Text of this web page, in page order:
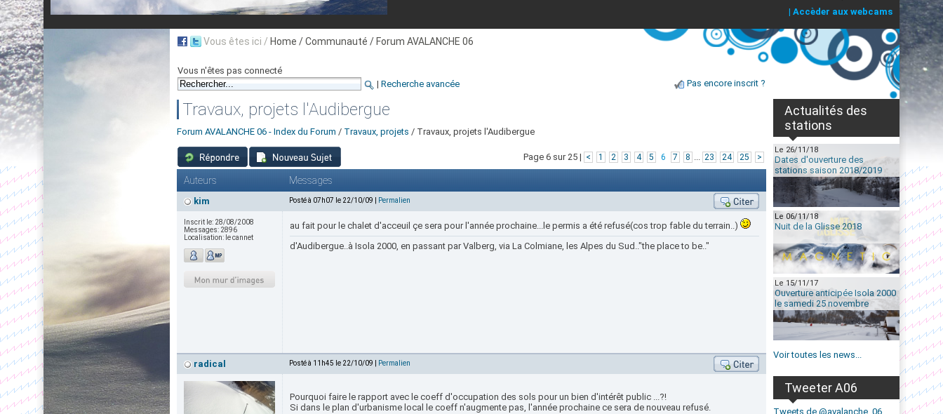
| Accèder aux webcams
Vous êtes ici / Home / Communauté / Forum AVALANCHE 06
Vous n'êtes pas connecté
| Recherche avancée Pas encore inscrit ?
Travaux, projets l'Audibergue
Forum AVALANCHE 06 - Index du Forum / Travaux, projets / Travaux, projets l'Audibergue
Page 6 sur 25 | < 1 2 3 4 5 6 7 8 ... 23 24 25 >
Auteurs Messages
kim Posté à 07h07 le 22/10/09 | Permalien
Inscrit le: 28/08/2008
Messages: 2896
Localisation: le cannet
au fait pour le chalet d'acceuil çe sera pour l'année prochaine...le permis a été refusé(cos trop fable du terrain..)
d'Audibergue..à Isola 2000, en passant par Valberg, via La Colmiane, les Alpes du Sud.."the place to be.."
radical Posté à 11h45 le 22/10/09 | Permalien
Pourquoi faire le rapport avec le coeff d'occupation des sols pour un bien d'intérêt public ...?!
Si dans le plan d'urbanisme local le coeff n'augmente pas, l'année prochaine ce sera de nouveau refusé.
Actualités des
stations
Le 26/11/18
Dates d'ouverture des
stations saison 2018/2019
Le 06/11/18
Nuit de la Glisse 2018
Le 15/11/17
Ouverture anticipée Isola 2000
le samedi 25 novembre
Voir toutes les news...
Tweeter A06
Tweets de @avalanche_06